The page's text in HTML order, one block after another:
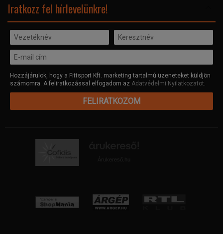
Iratkozz fel hírlevelünkre!
Hozzájárulok, hogy a Fittsport Kft. marketing tartalmú üzeneteket küldjön
számomra. A feliratkozással elfogadom az Adatvédelmi Nyilatkozatot.
FELIRATKOZOM